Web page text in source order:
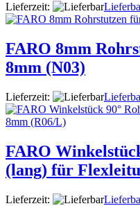
Lieferzeit:
FARO 8mm
8mm (N03)
Lieferzeit:
FARO
(lang) für
Lieferzeit: